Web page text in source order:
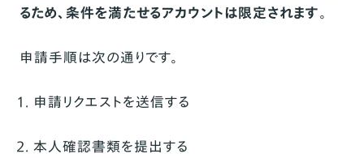
るため、条件を満たせるアカウントは限定されます。
申請手順は次の通りです。
申請リクエストを送信する
本人確認書類を提出する